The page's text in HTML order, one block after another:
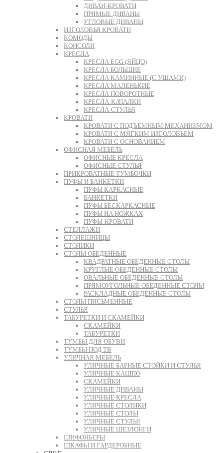
ДИВАН-КРОВАТИ
ПРЯМЫЕ ДИВАНЫ
УГЛОВЫЕ ДИВАНЫ
ИЗГОЛОВЬЯ КРОВАТИ
КОМОДЫ
КОНСОЛИ
КРЕСЛА
КРЕСЛА EGG (ЯЙЦО)
КРЕСЛА БОЛЬШИЕ
КРЕСЛА КАМИННЫЕ (С УШАМИ)
КРЕСЛА МАЛЕНЬКИЕ
КРЕСЛА ПОВОРОТНЫЕ
КРЕСЛА-КАЧАЛКИ
КРЕСЛА-СТУЛЬЯ
КРОВАТИ
КРОВАТИ С ПОДЪЕМНЫМ МЕХАНИЗМОМ
КРОВАТИ С МЯГКИМ ИЗГОЛОВЬЕМ
КРОВАТИ С ОСНОВАНИЕМ
ОФИСНАЯ МЕБЕЛЬ
ОФИСНЫЕ КРЕСЛА
ОФИСНЫЕ СТУЛЬЯ
ПРИКРОВАТНЫЕ ТУМБОЧКИ
ПУФЫ И БАНКЕТКИ
ПУФЫ КАРКАСНЫЕ
БАНКЕТКИ
ПУФЫ БЕСКАРКАСНЫЕ
ПУФЫ НА НОЖКАХ
ПУФЫ-КРОВАТИ
СТЕЛЛАЖИ
СТОЛЕШНИЦЫ
СТОЛИКИ
СТОЛЫ ОБЕДЕННЫЕ
КВАДРАТНЫЕ ОБЕДЕННЫЕ СТОЛЫ
КРУГЛЫЕ ОБЕДЕННЫЕ СТОЛЫ
ОВАЛЬНЫЕ ОБЕДЕННЫЕ СТОЛЫ
ПРЯМОУГОЛЬНЫЕ ОБЕДЕННЫЕ СТОЛЫ
РАСКЛАДНЫЕ ОБЕДЕННЫЕ СТОЛЫ
СТОЛЫ ПИСЬМЕННЫЕ
СТУЛЬЯ
ТАБУРЕТКИ И СКАМЕЙКИ
СКАМЕЙКИ
ТАБУРЕТКИ
ТУМБЫ ДЛЯ ОБУВИ
ТУМБЫ ПОД ТВ
УЛИЧНАЯ МЕБЕЛЬ
УЛИЧНЫЕ БАРНЫЕ СТОЙКИ И СТУЛЬЯ
УЛИЧНЫЕ КАШПО
СКАМЕЙКИ
УЛИЧНЫЕ ДИВАНЫ
УЛИЧНЫЕ КРЕСЛА
УЛИЧНЫЕ СТОЛИКИ
УЛИЧНЫЕ СТОЛЫ
УЛИЧНЫЕ СТУЛЬЯ
УЛИЧНЫЕ ШЕЗЛОНГИ
ШИФОНЬЕРЫ
ШКАФЫ И ГАРДЕРОБНЫЕ